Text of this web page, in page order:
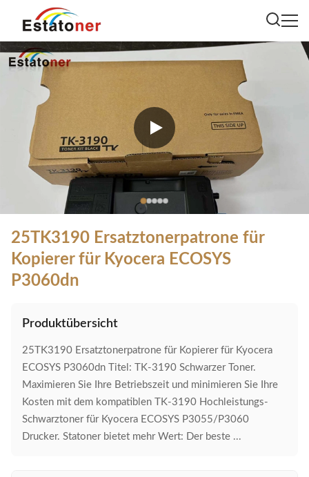
25TK3190 Ersatztonerpatrone für
Kopierer für Kyocera ECOSYS
P3060dn
Produktübersicht
25TK3190 Ersatztonerpatrone für Kopierer für Kyocera
ECOSYS P3060dn Titel: TK-3190 Schwarzer Toner.
Maximieren Sie Ihre Betriebszeit und minimieren Sie Ihre
Kosten mit dem kompatiblen TK-3190 Hochleistungs-
Schwarztoner für Kyocera ECOSYS P3055/P3060
Drucker. Statoner bietet mehr Wert: Der beste ...